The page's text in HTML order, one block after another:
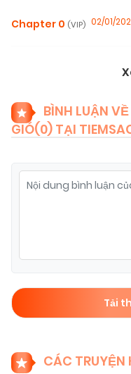
Chapter 0 (VIP) 02/01/
BÌNH LUẬN
GIÓ(0) TẠI
Tải
CÁC TRUYỆN